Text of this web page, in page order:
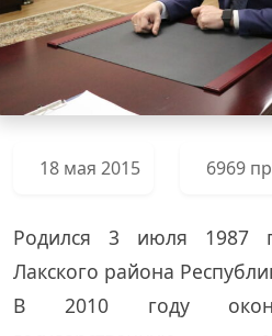
18 мая 2015 6969
Родился 3 июля 1987
Лакского района
В 2010 году